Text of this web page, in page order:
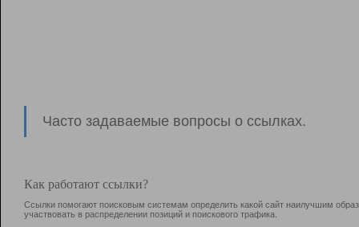
Часто задаваемые вопросы о ссылках.
Как работают ссылки?
Ссылки помогают поисковым системам определить какой сайт наилучшим
участвовать в раcпределении позиций и поискового трафика.